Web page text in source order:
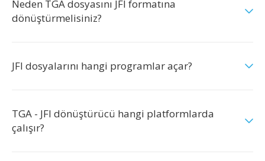
Neden TGA dosyasını JFI formatına
dönüştürmelisiniz?
JFI dosyalarını hangi programlar açar?
TGA - JFI dönüştürücü hangi platformlarda
çalışır?